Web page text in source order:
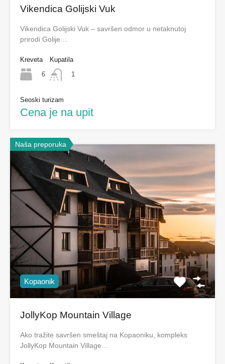
Vikendica Golijski Vuk
Vikendica Golijski Vuk – savršen odmor u netaknutoj
prirodi Golije…
Kreveta
6
Kupatila
1
Seoski turizam
Cena je na upit
Naša preporuka
Kopaonik
JollyKop Mountain Village
Ako tražite savršen smeštaj na Kopaoniku, kompleks
JollyKop Mountain Village…